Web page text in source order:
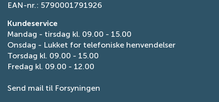
EAN-nr.: 5790001791926
Kundeservice
Mandag - tirsdag kl. 09.00 - 15.00
Onsdag - Lukket for telefoniske henvendelser
Torsdag kl. 09.00 - 15.00
Fredag kl. 09.00 - 12.00
Send mail til Forsyningen